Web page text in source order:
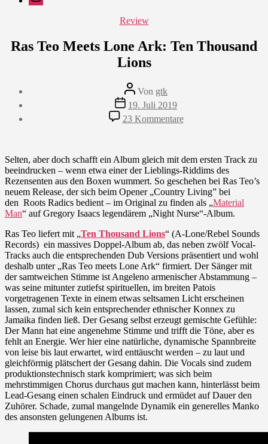
Kategorien
Review
Ras Teo Meets Lone Ark: Ten Thousand
Lions
Beitragsautor
Von gtk
Veröffentlichungsdatum
19. Juli 2019
23 Kommentarezu
Ras
Lone
Ark:
Ten
Thousand
Lions
Selten, aber doch schafft ein Album gleich mit dem ersten Track zu
beeindrucken – wenn etwa einer der Lieblings-Riddims des
Rezensenten aus den Boxen wummert. So geschehen bei Ras Teo’s
neuem Release, der sich beim Opener „Country Living” bei
den Roots Radics bedient – im Original zu finden als „Material
Man“ auf Gregory Isaacs legendärem „Night Nurse“-Album.
Ras Teo liefert mit „Ten Thousand Lions“ (A-Lone/Rebel Sounds
Records) ein massives Doppel-Album ab, das neben zwölf Vocal-
Tracks auch die entsprechenden Dub Versions präsentiert und wohl
deshalb unter „Ras Teo meets Lone Ark“ firmiert. Der Sänger mit
der samtweichen Stimme ist Angeleno armenischer Abstammung –
was seine mitunter zutiefst spirituellen, im breiten Patois
vorgetragenen Texte in einem etwas seltsamen Licht erscheinen
lassen, zumal sich kein entsprechender ethnischer Konnex zu
Jamaika finden ließ. Der Gesang selbst erzeugt gemischte Gefühle:
Der Mann hat eine angenehme Stimme und trifft die Töne, aber es
fehlt an Energie. Wer hier eine natürliche, dynamische Spannbreite
von leise bis laut erwartet, wird enttäuscht werden – zu laut und
gleichförmig plätschert der Gesang dahin. Die Vocals sind zudem
produktionstechnisch stark komprimiert; was sich beim
mehrstimmigen Chorus durchaus gut machen kann, hinterlässt beim
Lead-Gesang einen schalen Eindruck und ermüdet auf Dauer den
Zuhörer. Schade, zumal mangelnde Dynamik ein generelles Manko
des ansonsten gelungenen Albums ist.